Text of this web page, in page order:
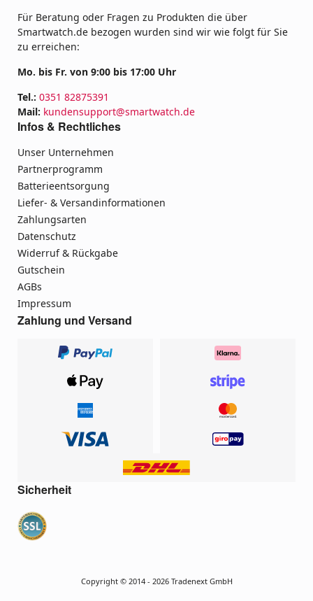
Für Beratung oder Fragen zu Produkten die über
Smartwatch.de bezogen wurden sind wir wie folgt für Sie
zu erreichen:
Mo. bis Fr. von 9:00 bis 17:00 Uhr
Tel.: 0351 82875391
Mail: kundensupport@smartwatch.de
Infos & Rechtliches
Unser Unternehmen
Partnerprogramm
Batterieentsorgung
Liefer- & Versandinformationen
Zahlungsarten
Datenschutz
Widerruf & Rückgabe
Gutschein
AGBs
Impressum
Zahlung und Versand
Sicherheit
Copyright © 2014 - 2026 Tradenext GmbH